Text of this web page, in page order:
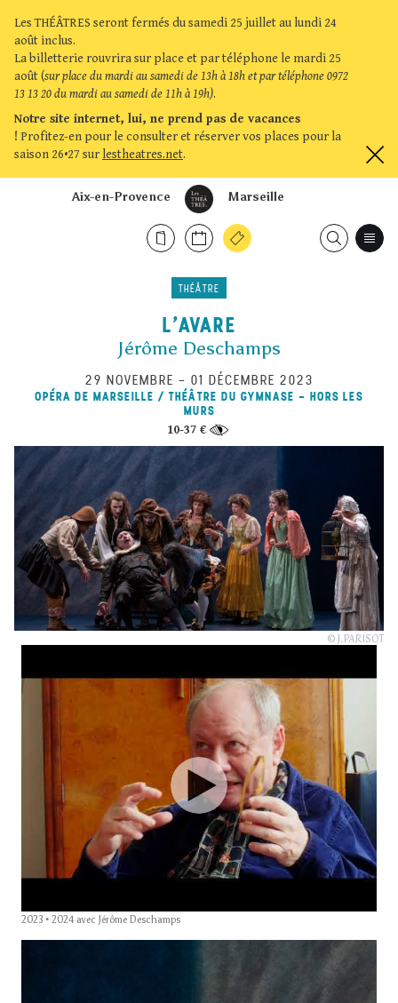
Les THÉÂTRES seront fermés du samedi 25 juillet au lundi 24
août inclus.
La billetterie rouvrira sur place et par téléphone le mardi 25
août (sur place du mardi au samedi de 13h à 18h et par téléphone 0972
13 13 20 du mardi au samedi de 11h à 19h).
Notre site internet, lui, ne prend pas de vacances
! Profitez-en pour le consulter et réserver vos places pour la
saison 26•27 sur lestheatres.net.
Marseille
Aix-en-Provence
THÉÂTRE
L’AVARE
Jérôme Deschamps
29 NOVEMBRE – 01 DÉCEMBRE 2023
OPÉRA DE MARSEILLE / THÉÂTRE DU GYMNASE - HORS LES
MURS
10-37 €
© J.PARISOT
2023 • 2024 avec Jérôme Deschamps